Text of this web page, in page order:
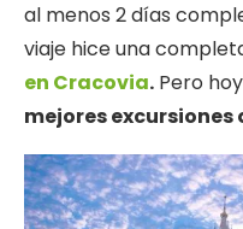
al menos 2 días
viaje hice una
en Cracovia. Pero
mejores